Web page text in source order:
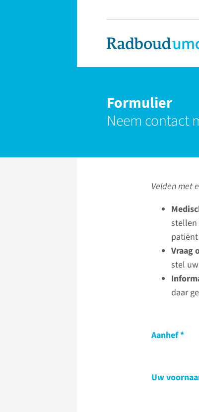
Formulier
Neem contact
Velden met
stellen
Vraag
stel
daar
Aanhef
Uw